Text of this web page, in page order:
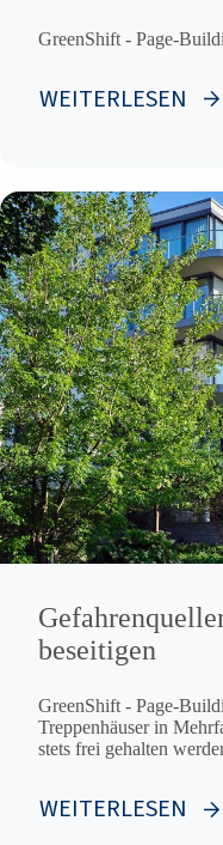
GreenShift - Page-
WEITERLESEN
beseitigen
GreenShift - Page-
Treppenhäuser in
stets frei gehalten
WEITERLESEN